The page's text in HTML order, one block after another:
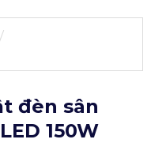
đèn sân
150W